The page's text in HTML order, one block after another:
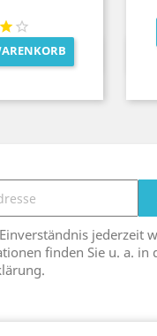
jederzeit
finden Sie u. a. in